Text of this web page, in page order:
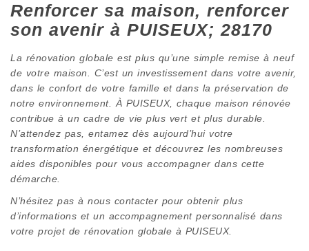
Renforcer sa maison, renforcer
son avenir à PUISEUX; 28170
La rénovation globale est plus qu’une simple remise à neuf
de votre maison. C’est un investissement dans votre avenir,
dans le confort de votre famille et dans la préservation de
notre environnement. À PUISEUX, chaque maison rénovée
contribue à un cadre de vie plus vert et plus durable.
N’attendez pas, entamez dès aujourd’hui votre
transformation énergétique et découvrez les nombreuses
aides disponibles pour vous accompagner dans cette
démarche.
N’hésitez pas à nous contacter pour obtenir plus
d’informations et un accompagnement personnalisé dans
votre projet de rénovation globale à PUISEUX.